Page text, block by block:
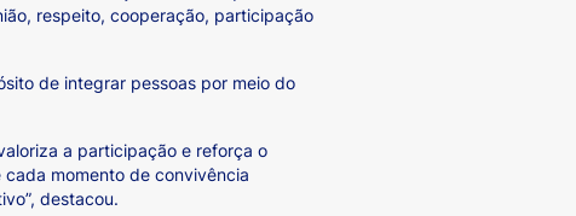
respeito, cooperação, participação
de integrar pessoas por meio do
a participação e reforça o
momento de convivência
destacou.